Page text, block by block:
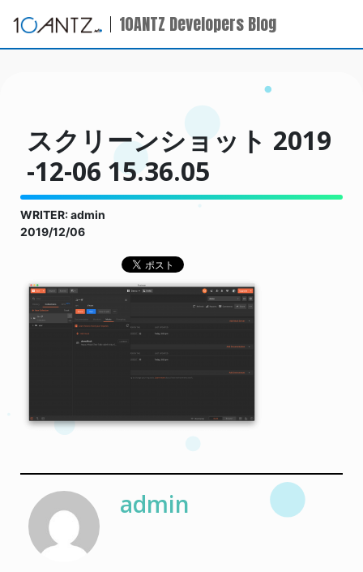
10ANTZ Developers Blog
スクリーンショット 2019
-12-06 15.36.05
WRITER: admin
2019/12/06
admin